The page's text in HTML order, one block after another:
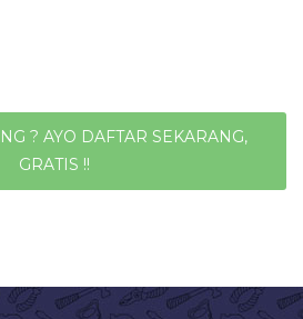
? AYO DAFTAR SEKARANG,
GRATIS !!